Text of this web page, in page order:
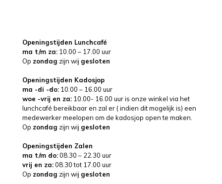
Openingstijden Lunchcafé
ma t/m za: 10.00 – 17.00 uur
Op zondag zijn wij gesloten
Openingstijden Kadosjop
ma -di -do: 10.00 – 16.00 uur
woe -vrij en za: 10.00- 16.00 uur is onze winkel via het
lunchcafé bereikbaar en zal er ( indien dit mogelijk is) een
medewerker meelopen om de kadosjop open te maken.
Op zondag zijn wij gesloten
Openingstijden Zalen
ma t/m do:08.30 – 22.30 uur
vrij en za:08.30 tot 17.00 uur
Op zondag zijn wij gesloten